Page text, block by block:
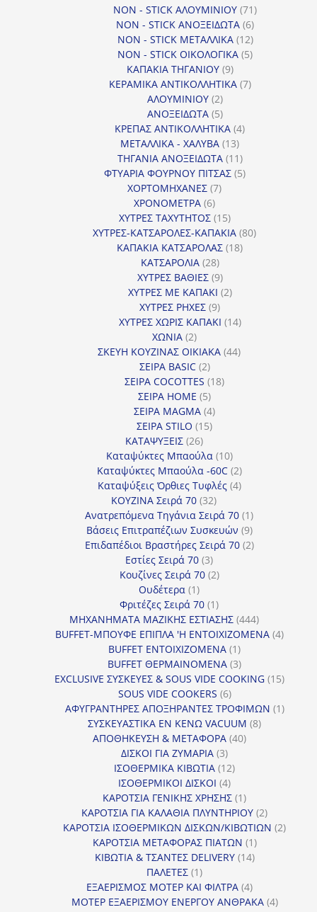
προϊόντα
NON - STICK ΑΛΟΥΜΙΝΙΟΥ 7171
προϊόντα
NON - STICK ΑΝΟΞΕΙΔΩΤΑ 66
προϊόντα
NON - STICK ΜΕΤΑΛΛΙΚΑ 1212
προϊόντα
NON - STICK ΟΙΚΟΛΟΓΙΚΑ 55
ΚΑΠΑΚΙΑ ΤΗΓΑΝΙΟΥ 99
προϊόντα
ΚΕΡΑΜΙΚΑ ΑΝΤΙΚΟΛΛΗΤΙΚΑ 77
ΑΛΟΥΜΙΝΙΟΥ 22
προϊόντα
ΑΝΟΞΕΙΔΩΤΑ 55
προϊόντα
ΚΡΕΠΑΣ ΑΝΤΙΚΟΛΛΗΤΙΚΑ 44
ΜΕΤΑΛΛΙΚΑ - ΧΑΛΥΒΑ 1313
προϊόντα
ΤΗΓΑΝΙΑ ΑΝΟΞΕΙΔΩΤΑ 1111
προϊόντα
ΦΤΥΑΡΙΑ ΦΟΥΡΝΟΥ ΠΙΤΣΑΣ 55
ΧΟΡΤΟΜΗΧΑΝΕΣ 77
ΧΡΟΝΟΜΕΤΡΑ 66
προϊόντα
ΧΥΤΡΕΣ ΤΑΧΥΤΗΤΟΣ 1515
προϊόντα
ΧΥΤΡΕΣ-ΚΑΤΣΑΡΟΛΕΣ-ΚΑΠΑΚΙΑ 8080
ΚΑΠΑΚΙΑ ΚΑΤΣΑΡΟΛΑΣ 1818
ΚΑΤΣΑΡΟΛΙΑ 2828
προϊόντα
ΧΥΤΡΕΣ ΒΑΘΙΕΣ 99
προϊόντα
ΧΥΤΡΕΣ ΜΕ ΚΑΠΑΚΙ 22
ΧΥΤΡΕΣ ΡΗΧΕΣ 99
προϊόντα
ΧΥΤΡΕΣ ΧΩΡΙΣ ΚΑΠΑΚΙ 1414
ΧΩΝΙΑ 22
προϊόντα
ΣΚΕΥΗ ΚΟΥΖΙΝΑΣ ΟΙΚΙΑΚΑ 4444
ΣΕΙΡΑ BASIC 22
προϊόντα
ΣΕΙΡΑ COCOTTES 1818
ΣΕΙΡΑ HOME 55
προϊόντα
ΣΕΙΡΑ MAGMA 44
προϊόντα
ΣΕΙΡΑ STILO 1515
ΚΑΤΑΨΥΞΕΙΣ 2626
προϊόντα
Καταψύκτες Μπαούλα 1010
προϊόντα
Καταψύκτες Μπαούλα -60C 22
προϊόντα
Καταψύξεις Όρθιες Τυφλές 44
ΚΟΥΖΙΝΑ Σειρά 70 3232
προϊόντα
Ανατρεπόμενα Τηγάνια Σειρά 70 11
προϊόν
Βάσεις Επιτραπέζιων Συσκευών 99
προϊόντα
Επιδαπέδιοι Βραστήρες Σειρά 70 22
Εστίες Σειρά 70 33
προϊόντα
Κουζίνες Σειρά 70 22
Ουδέτερα 11
προϊόν
Φριτέζες Σειρά 70 11
προϊόν
ΜΗΧΑΝΗΜΑΤΑ ΜΑΖΙΚΗΣ ΕΣΤΙΑΣΗΣ 444444
προϊόντα
BUFFET-ΜΠΟΥΦΕ ΕΠΙΠΛΑ 'Η ΕΝΤΟΙΧΙΖΟΜΕΝΑ 44
BUFFET ΕΝΤΟΙΧΙΖΟΜΕΝΑ 11
προϊόν
BUFFET ΘΕΡΜΑΙΝΟΜΕΝΑ 33
προϊόντα
EXCLUSIVE ΣΥΣΚΕΥΕΣ & SOUS VIDE COOKING 1515
SOUS VIDE COOKERS 66
προϊόντα
ΑΦΥΓΡΑΝΤΗΡΕΣ ΑΠΟΞΗΡΑΝΤΕΣ ΤΡΟΦΙΜΩΝ 11
ΣΥΣΚΕΥΑΣΤΙΚΑ ΕΝ ΚΕΝΩ VACUUM 88
ΑΠΟΘΗΚΕΥΣΗ & ΜΕΤΑΦΟΡΑ 4040
ΔΙΣΚΟΙ ΓΙΑ ΖΥΜΑΡΙΑ 33
προϊόντα
ΙΣΟΘΕΡΜΙΚΑ ΚΙΒΩΤΙΑ 1212
ΙΣΟΘΕΡΜΙΚΟΙ ΔΙΣΚΟΙ 44
προϊόντα
ΚΑΡΟΤΣΙΑ ΓΕΝΙΚΗΣ ΧΡΗΣΗΣ 11
προϊόν
ΚΑΡΟΤΣΙΑ ΓΙΑ ΚΑΛΑΘΙΑ ΠΛΥΝΤΗΡΙΟΥ 22
προϊόντα
ΚΑΡΟΤΣΙΑ ΙΣΟΘΕΡΜΙΚΩΝ ΔΙΣΚΩΝ/ΚΙΒΩΤΙΩΝ 22
ΚΑΡΟΤΣΙΑ ΜΕΤΑΦΟΡΑΣ ΠΙΑΤΩΝ 11
προϊόν
ΚΙΒΩΤΙΑ & ΤΣΑΝΤΕΣ DELIVERY 1414
ΠΑΛΕΤΕΣ 11
προϊόν
ΕΞΑΕΡΙΣΜΟΣ ΜΟΤΕΡ ΚΑΙ ΦΙΛΤΡΑ 44
προϊόντα
ΜΟΤΕΡ ΕΞΑΕΡΙΣΜΟΥ ΕΝΕΡΓΟΥ ΑΝΘΡΑΚΑ 44